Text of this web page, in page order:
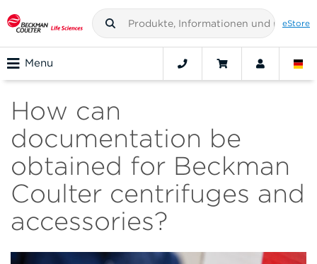
eStore
Menu
How can
documentation be
obtained for Beckman
Coulter centrifuges and
accessories?